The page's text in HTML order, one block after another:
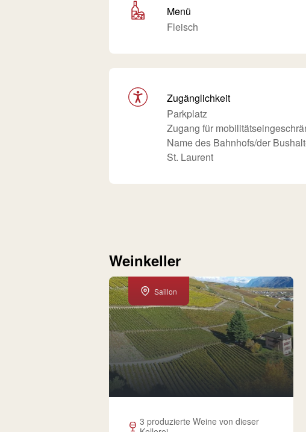
Menü
Fleisch
Zugänglichkeit
Parkplatz
Zugang für
Name des Bahnhofs/der
St. Laurent
Weinkeller
Saillon
3 produzierte Weine von dieser